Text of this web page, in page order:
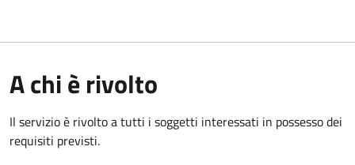
A chi è rivolto
Il servizio è rivolto a tutti i soggetti interessati in possesso dei
requisiti previsti.